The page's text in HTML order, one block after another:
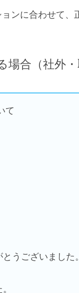
ンに合わせて、
合（社外・
て
うございました。